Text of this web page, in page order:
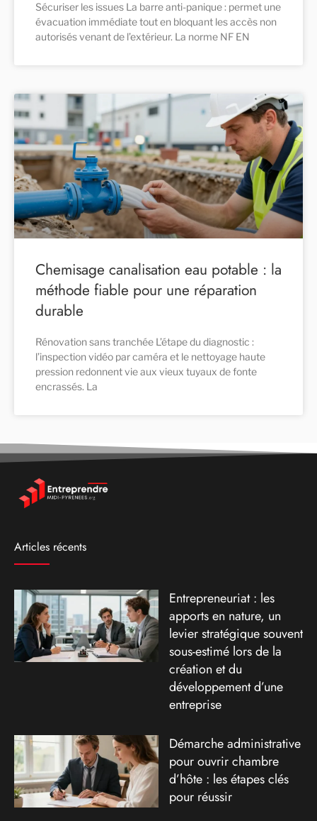
Sécuriser les issues La barre anti-panique : permet une
évacuation immédiate tout en bloquant les accès non
autorisés venant de l’extérieur. La norme NF EN
Chemisage canalisation eau potable : la
méthode fiable pour une réparation
durable
Rénovation sans tranchée L’étape du diagnostic :
l’inspection vidéo par caméra et le nettoyage haute
pression redonnent vie aux vieux tuyaux de fonte
encrassés. La
Articles récents
Entrepreneuriat : les
apports en nature, un
levier stratégique souvent
sous-estimé lors de la
création et du
développement d’une
entreprise
Démarche administrative
pour ouvrir chambre
d’hôte : les étapes clés
pour réussir